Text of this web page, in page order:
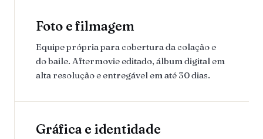
Foto e filmagem
Equipe própria para cobertura da colação e
do baile. Aftermovie editado, álbum digital em
alta resolução e entregável em até 30 dias.
Gráfica e identidade